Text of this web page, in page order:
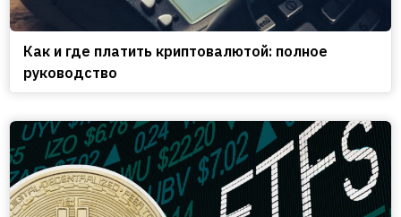
Как и где платить криптовалютой: полное
руководство